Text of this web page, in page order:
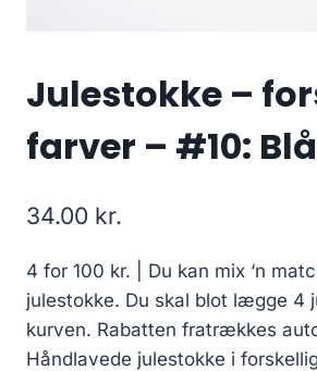
Julestokke –
farver – #10:
34.00 kr.
4 for 100 kr. | Du kan mix ‘n
julestokke. Du skal blot lægge 4
kurven. Rabatten fratrækkes
Håndlavede julestokke i